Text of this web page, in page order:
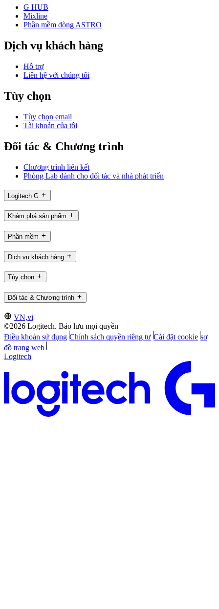
G HUB
Mixline
Phần mềm dòng ASTRO
Dịch vụ khách hàng
Hỗ trợ
Liên hệ với chúng tôi
Tùy chọn
Tùy chọn email
Tài khoản của tôi
Đối tác & Chương trình
Chương trình liên kết
Phòng Lab dành cho đối tác và nhà phát triển
Logitech G
Khám phá sản phẩm
Phần mềm
Dịch vụ khách hàng
Tùy chọn
Đối tác & Chương trình
VN,vi
©2026 Logitech. Bảo lưu mọi quyền
Điều khoản sử dụng Chính sách quyền riêng tư Cài đặt cookie sơ
đồ trang web
Logitech